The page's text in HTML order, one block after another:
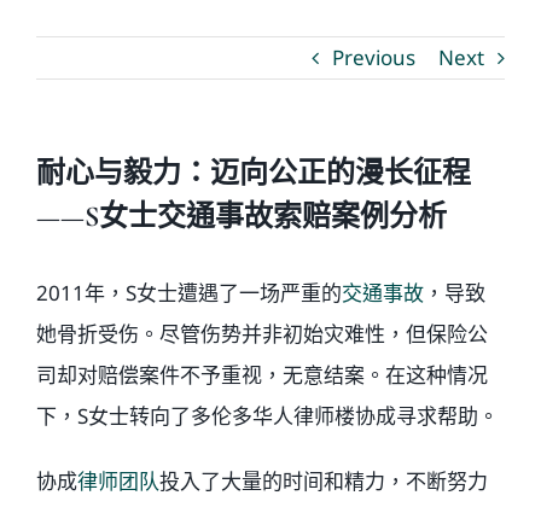
Previous Next
耐心与毅力：迈向公正的漫长征程
——S女士交通事故索赔案例分析
2011年，S女士遭遇了一场严重的交通事故 ，导致
她骨折受伤。尽管伤势并非初始灾难性，但保险公
司却对赔偿案件不予重视，无意结案。在这种情况
下，S女士转向了多伦多华人律师楼协成寻求帮助。
协成律师团队投入了大量的时间和精力，不断努力